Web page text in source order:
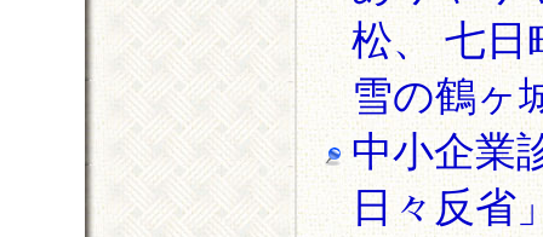
松、 七日
雪の鶴ヶ
中小企業
日々反省